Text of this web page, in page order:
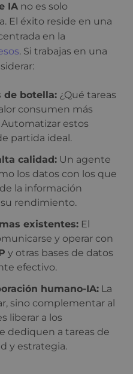
IA no es solo
El éxito reside en una
en la
. Si trabajas en una
de botella: ¿Qué tareas
consumen más
estos
partida ideal.
calidad: Un agente
los datos con los que
la información
rendimiento.
existentes: El
y operar con
y otras bases de datos
efectivo.
humano-IA: La
sino complementar al
liberar a los
dediquen a tareas de
y estrategia.